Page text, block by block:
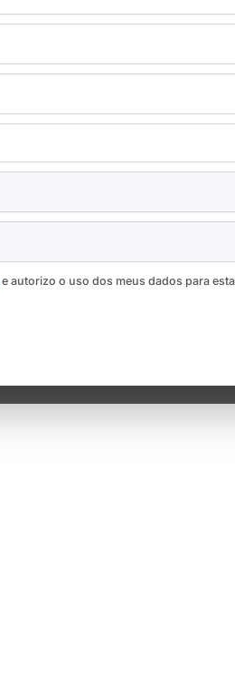
e autorizo o uso dos meus dados para